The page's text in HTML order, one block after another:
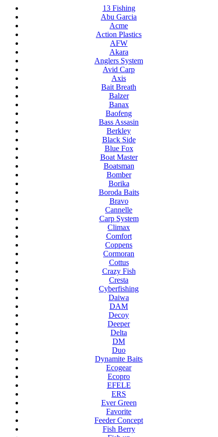
13 Fishing
Abu Garcia
Acme
Action Plastics
AFW
Akara
Anglers System
Avid Carp
Axis
Bait Breath
Balzer
Banax
Baofeng
Bass Assasin
Berkley
Black Side
Blue Fox
Boat Master
Boatsman
Bomber
Borika
Boroda Baits
Bravo
Cannelle
Carp System
Climax
Comfort
Coppens
Cormoran
Cottus
Crazy Fish
Cresta
Cyberfishing
Daiwa
DAM
Decoy
Deeper
Delta
DM
Duo
Dynamite Baits
Ecogear
Ecopro
EFELE
ERS
Ever Green
Favorite
Feeder Concept
Fish Berry